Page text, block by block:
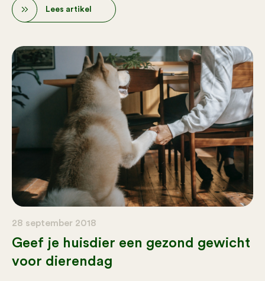
Lees artikel
28 september 2018
Geef je huisdier een gezond gewicht
voor dierendag